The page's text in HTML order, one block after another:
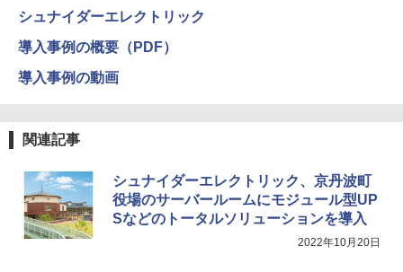
シュナイダーエレクトリック
導入事例の概要（PDF）
導入事例の動画
関連記事
シュナイダーエレクトリック、京丹波町
役場のサーバールームにモジュール型UP
Sなどのトータルソリューションを導入
2022年10月20日